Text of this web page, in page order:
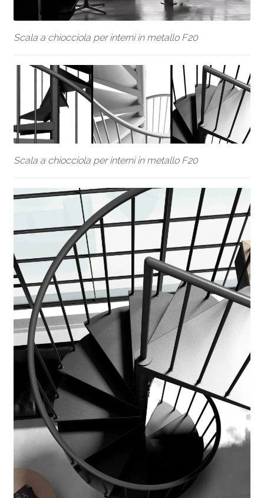
Scala a chiocciola per interni in metallo F20
Scala a chiocciola per interni in metallo F20